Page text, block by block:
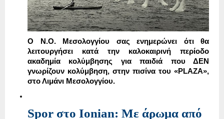
Ο Ν.Ο. Μεσολογγίου σας ενημερώνει ότι θα
λειτουργήσει κατά την καλοκαιρινή περίοδο
ακαδημία κολύμβησης για παιδιά που ΔΕΝ
γνωρίζουν κολύμβηση, στην πισίνα του «PLAZA»,
στο Λιμάνι Μεσολογγίου.
Spor στο Ionian: Με άρωμα από